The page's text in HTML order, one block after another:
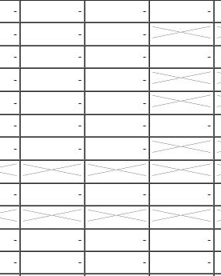
- - -
-
- -
-
- - -
-
- -
-
- -
-
- - -
-
- -
-
- - -
-
- - -
-
- - -
-